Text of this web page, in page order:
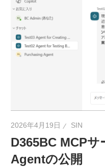
品
ネ
タ
2026年4月19日 SIN
D365BC MCPサ
Agentの公開